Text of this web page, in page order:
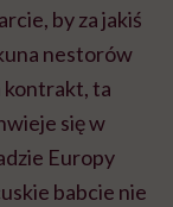
by za jakiś
nestorów
kontrakt, ta
się w
Europy
babcie nie